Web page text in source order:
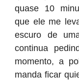
quase 10
que ele me
escuro de
continua
momento, a
manda ficar